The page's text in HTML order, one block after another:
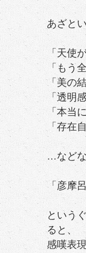
あざと
「天使
「もう
「美の
「透明
「本当
「存在
…など
「彦摩
という
ると、
感嘆表